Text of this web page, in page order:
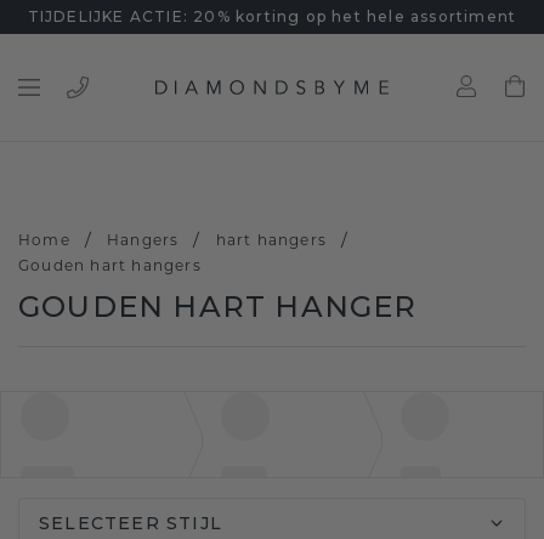
TIJDELIJKE ACTIE: 20% korting op het hele assortiment
Home / Hangers / hart hangers /
Gouden hart hangers
GOUDEN HART HANGER
SELECTEER STIJL